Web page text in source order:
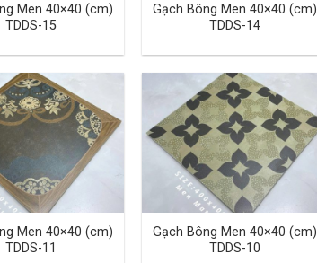
Men 40×40 (cm)
TDDS-15
Gạch Bông Men 40×40 (cm)
TDDS-14
Men 40×40 (cm)
TDDS-11
Gạch Bông Men 40×40 (cm)
TDDS-10